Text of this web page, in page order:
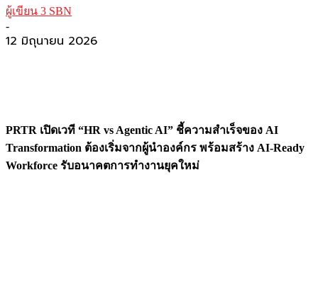
ผู้เขียน 3 SBN
-
12 มิถุนายน 2026
PRTR เปิดเวที “HR vs Agentic AI” ชี้ความสำเร็จของ AI
Transformation ต้องเริ่มจากผู้นำองค์กร พร้อมสร้าง AI-Ready
Workforce รับอนาคตการทำงานยุคใหม่